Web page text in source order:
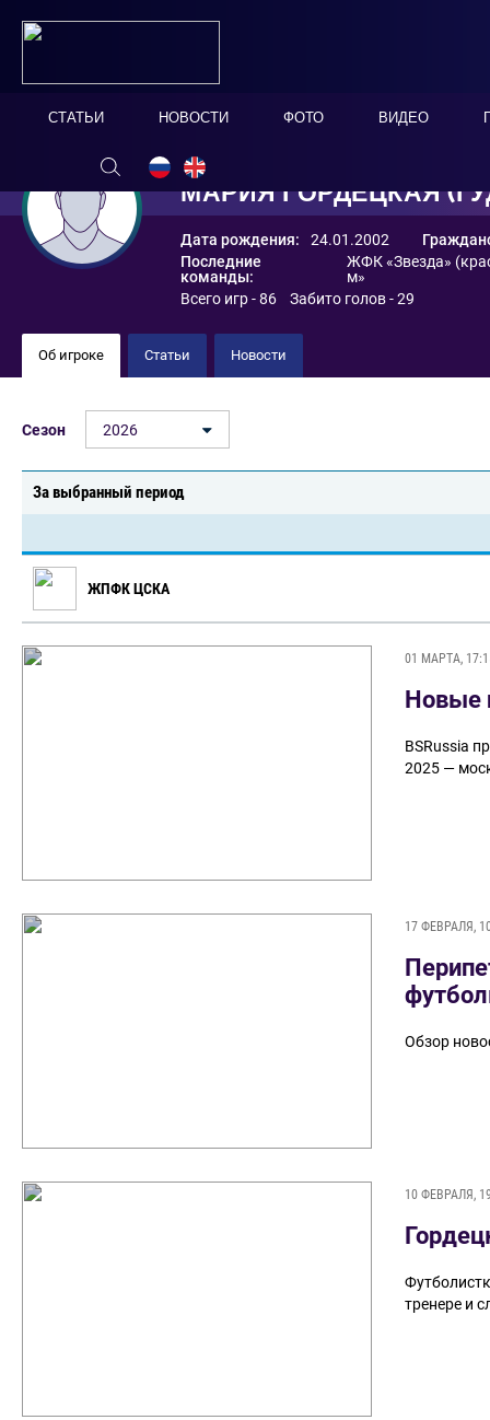
СТАТЬИ НОВОСТИ ФОТО ВИДЕО
МАРИЯ ГОРДЕЦКАЯ
Дата рождения: 24.01.2002
Последние
команды:
ЖФК «Звезда»
м»
Всего игр - 86 Забито голов - 29
Об игроке Статьи Новости
Сезон 2026
За выбранный период
ЖПФК ЦСКА
01 МАРТА,
Новые
BSRussia
2025 —
17 ФЕВРАЛЯ,
Обзор
10 ФЕВРАЛЯ,
тренере и